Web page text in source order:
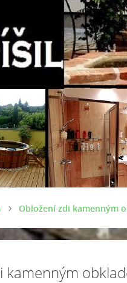
Obložení zdi kamenným
kamenným